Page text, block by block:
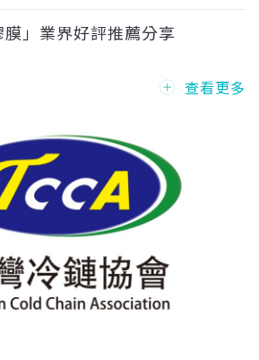
膜」業界好評推薦分享
查看更多